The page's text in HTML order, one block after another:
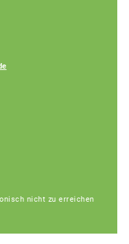
nicht zu erreichen